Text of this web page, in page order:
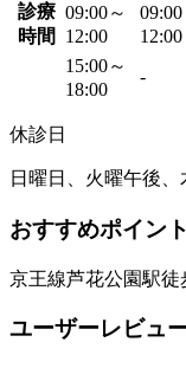
診療
時間
09:00～
12:00
09:00
12:00
15:00～
18:00
-
休診日
日曜日、火曜午後、
おすすめポイント
京王線芦花公園駅
ユーザーレビュ